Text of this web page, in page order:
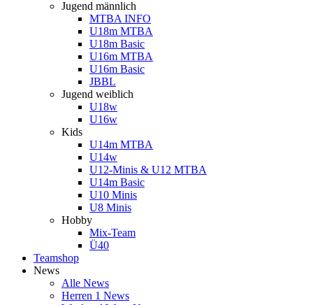
Jugend männlich
MTBA INFO
U18m MTBA
U18m Basic
U16m MTBA
U16m Basic
JBBL
Jugend weiblich
U18w
U16w
Kids
U14m MTBA
U14w
U12-Minis & U12 MTBA
U14m Basic
U10 Minis
U8 Minis
Hobby
Mix-Team
Ü40
Teamshop
News
Alle News
Herren 1 News